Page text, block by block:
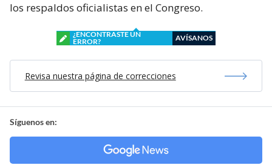
los respaldos oficialistas en el Congreso.
¿ENCONTRASTE UN
ERROR?
AVÍSANOS
Revisa nuestra página de correcciones
Síguenos en: